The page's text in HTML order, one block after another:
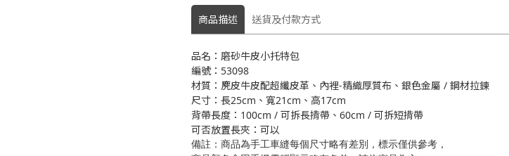
商品描述 送貨及付款方式
品名：磨砂牛皮小托特包
編號：53098
材質：麂皮牛皮配超纖皮革、內裡-精織厚質布、銀色金屬 / 鋼材拉鍊
尺寸：長25cm、寬21cm、高17cm
背帶長度：100cm / 可拆長揹帶、60cm / 可拆短揹帶
可否放置長夾：可以
備註：商品為手工車縫每個尺寸略有差別，標示僅供參考，